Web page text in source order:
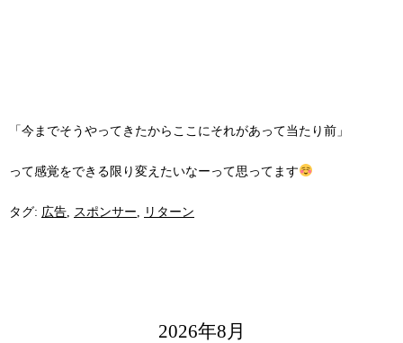
「今までそうやってきたからここにそれがあって当たり前」
って感覚をできる限り変えたいなーって思ってます
タグ: 広告 スポンサー リターン
2026年8月